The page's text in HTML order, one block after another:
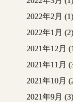
2022年2月 (1)
2022年1月 (2)
2021年12月
2021年11月
2021年10月
2021年9月 (3)